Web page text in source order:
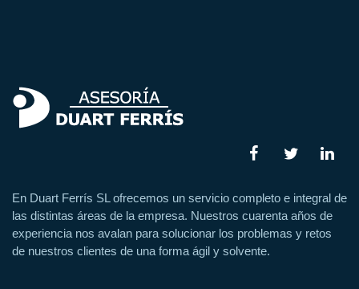
En Duart Ferrís SL ofrecemos un servicio completo e integral de
las distintas áreas de la empresa. Nuestros cuarenta años de
experiencia nos avalan para solucionar los problemas y retos
de nuestros clientes de una forma ágil y solvente.